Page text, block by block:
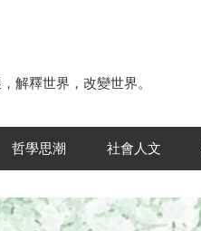
解釋世界，改變世界。
哲學思潮 社會人文